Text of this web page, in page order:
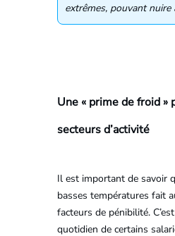
extrêmes, pouvant nuire
Une « prime de froid »
secteurs d’activité
Il est important de savoir
basses températures fait
facteurs de pénibilité.
quotidien de certains